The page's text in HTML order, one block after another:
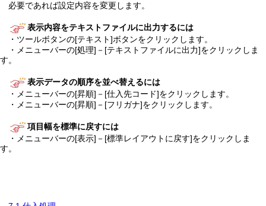
必要であれば設定内容を変更します。
表示内容をテキストファイルに出力するには
・ツールボタンの[テキスト]ボタンをクリックします。
・メニューバーの[処理]－[テキストファイルに出力]をクリックしま
す。
表示データの順序を並べ替えるには
・メニューバーの[昇順]－[仕入先コード]をクリックします。
・メニューバーの[昇順]－[フリガナ]をクリックします。
項目幅を標準に戻すには
・メニューバーの[表示]－[標準レイアウトに戻す]をクリックしま
す。